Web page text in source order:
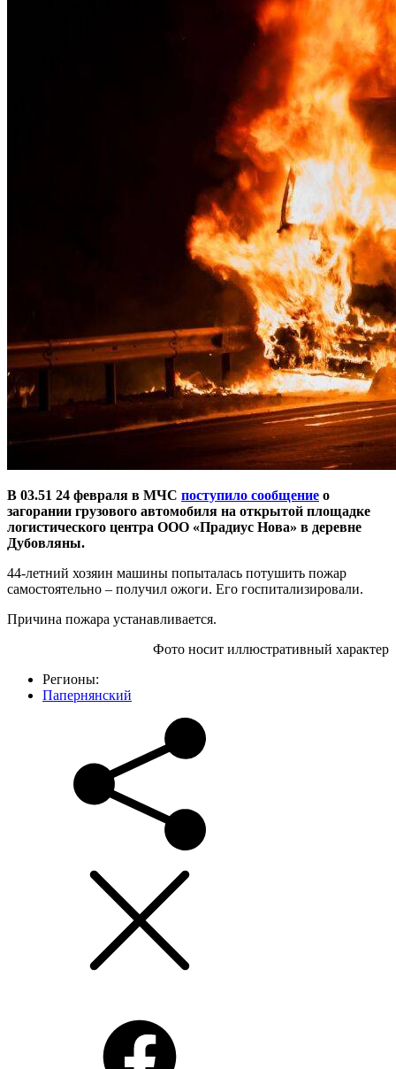
В 03.51 24 февраля в МЧС поступило сообщение о
загорании грузового автомобиля на открытой площадке
логистического центра ООО «Прадиус Нова» в деревне
Дубовляны.
44-летний хозяин машины попыталась потушить пожар
самостоятельно – получил ожоги. Его госпитализировали.
Причина пожара устанавливается.
Фото носит иллюстративный характер
Регионы:
Папернянский